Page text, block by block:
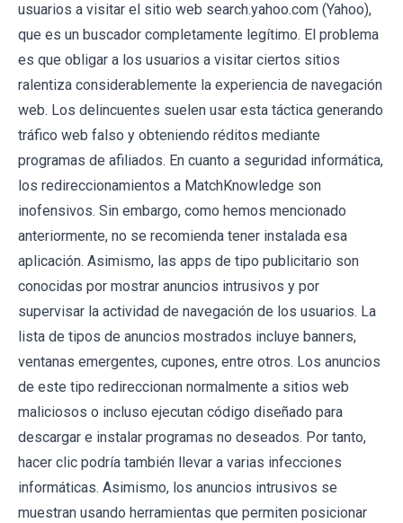
usuarios a visitar el sitio web search.yahoo.com (Yahoo),
que es un buscador completamente legítimo. El problema
es que obligar a los usuarios a visitar ciertos sitios
ralentiza considerablemente la experiencia de navegación
web. Los delincuentes suelen usar esta táctica generando
tráfico web falso y obteniendo réditos mediante
programas de afiliados. En cuanto a seguridad informática,
los redireccionamientos a MatchKnowledge son
inofensivos. Sin embargo, como hemos mencionado
anteriormente, no se recomienda tener instalada esa
aplicación. Asimismo, las apps de tipo publicitario son
conocidas por mostrar anuncios intrusivos y por
supervisar la actividad de navegación de los usuarios. La
lista de tipos de anuncios mostrados incluye banners,
ventanas emergentes, cupones, entre otros. Los anuncios
de este tipo redireccionan normalmente a sitios web
maliciosos o incluso ejecutan código diseñado para
descargar e instalar programas no deseados. Por tanto,
hacer clic podría también llevar a varias infecciones
informáticas. Asimismo, los anuncios intrusivos se
muestran usando herramientas que permiten posicionar